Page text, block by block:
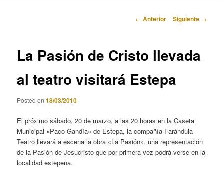
Navegación
← Anterior Siguiente →
La Pasión de Cristo llevada
al teatro visitará Estepa
Posted on18/03/2010
El próximo sábado, 20 de marzo, a las 20 horas en la Caseta
Municipal «Paco Gandía» de Estepa, la compañía Farándula
Teatro llevará a escena la obra «La Pasión», una representación
de la Pasión de Jesucristo que por primera vez podrá verse en la
localidad estepeña.